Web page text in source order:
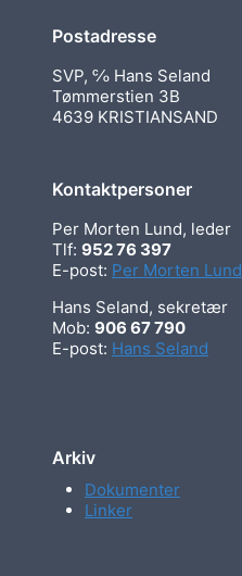
Postadresse
SVP, ℅ Hans Seland
Tømmerstien 3B
4639 KRISTIANSAND
Kontaktpersoner
Per Morten Lund, leder
Tlf: 952 76 397
E-post: Per Morten Lund
Hans Seland, sekretær
Mob: 906 67 790
E-post: Hans Seland
Arkiv
Dokumenter
Linker